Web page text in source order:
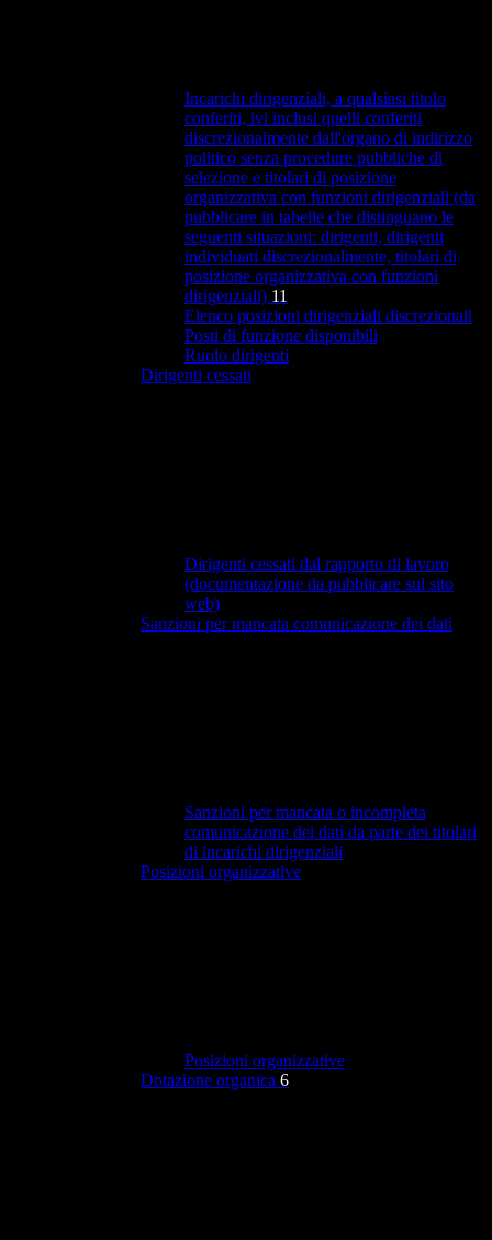
Incarichi dirigenziali, a qualsiasi titolo
conferiti, ivi inclusi quelli conferiti
discrezionalmente dall'organo di indirizzo
politico senza procedure pubbliche di
selezione e titolari di posizione
organizzativa con funzioni dirigenziali (da
pubblicare in tabelle che distinguano le
seguenti situazioni: dirigenti, dirigenti
individuati discrezionalmente, titolari di
posizione organizzativa con funzioni
dirigenziali) 11
Elenco posizioni dirigenziali discrezionali
Posti di funzione disponibili
Ruolo dirigenti
Dirigenti cessati
Dirigenti cessati dal rapporto di lavoro
(documentazione da pubblicare sul sito
web)
Sanzioni per mancata comunicazione dei dati
Sanzioni per mancata o incompleta
comunicazione dei dati da parte dei titolari
di incarichi dirigenziali
Posizioni organizzative
Posizioni organizzative
Dotazione organica 6